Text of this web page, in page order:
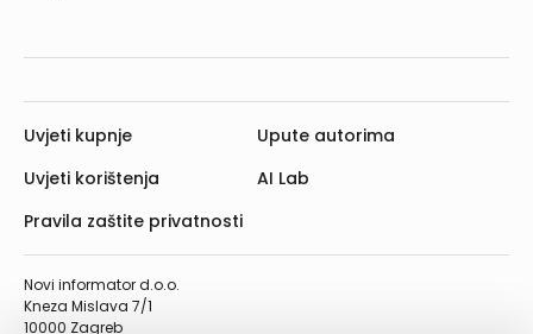
Novi informator d.o.o.
Kneza Mislava 7/1
10000 Zagreb
Uvjeti kupnje
Uvjeti korištenja
Pravila zaštite privatnosti
Upute autorima
AI Lab